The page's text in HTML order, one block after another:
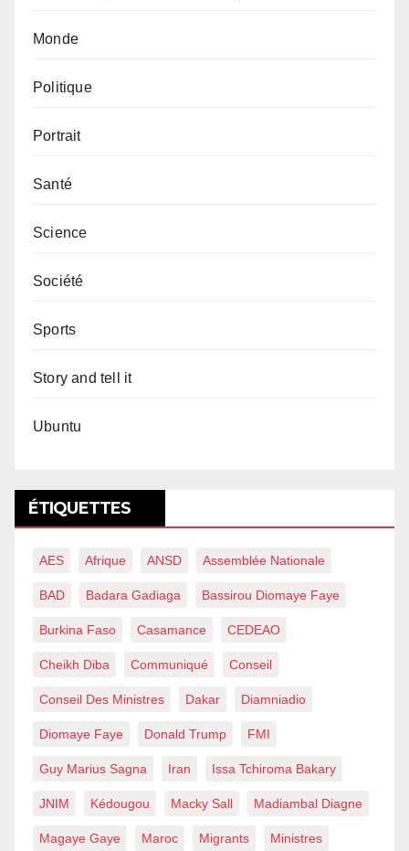
Monde
Politique
Portrait
Santé
Science
Société
Sports
Story and tell it
Ubuntu
ÉTIQUETTES
AES Afrique ANSD Assemblée Nationale
BAD Badara Gadiaga Bassirou Diomaye Faye
Burkina Faso Casamance CEDEAO
Cheikh Diba Communiqué Conseil
Conseil Des Ministres Dakar Diamniadio
Diomaye Faye Donald Trump FMI
Guy Marius Sagna Iran Issa Tchiroma Bakary
JNIM Kédougou Macky Sall Madiambal Diagne
Magaye Gaye Maroc Migrants Ministres